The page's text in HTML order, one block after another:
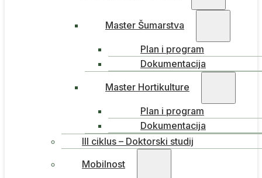
Master Šumarstva
Plan i program
Dokumentacija
Master Hortikulture
Plan i program
Dokumentacija
III ciklus – Doktorski studij
Mobilnost